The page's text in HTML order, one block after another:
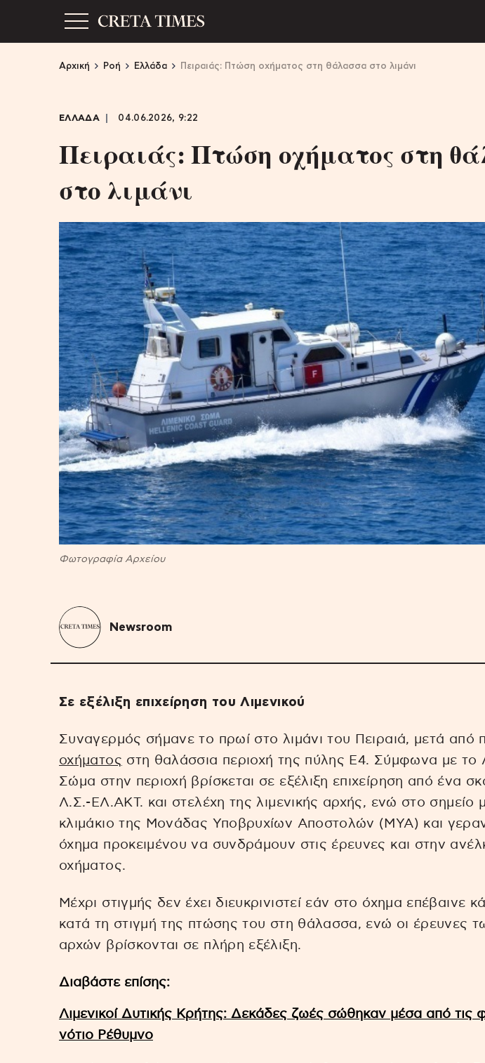
Αρχική Ροή Ελλάδα Πειραιάς: Πτώση οχήματος στη θάλασσα στο λιμάνι
ΕΛΛΑΔΑ 04.06.2026, 9:22
Πειραιάς: Πτώση οχήματος στη
στο λιμάνι
Φωτογραφία Αρχείου
Newsroom
Σε εξέλιξη επιχείρηση του Λιμενικού
Συναγερμός σήμανε το πρωί στο λιμάνι του Πειραιά, μετά από
οχήματος στη θαλάσσια περιοχή της πύλης Ε4. Σύμφωνα με το
Σώμα στην περιοχή βρίσκεται σε εξέλιξη επιχείρηση από ένα
Λ.Σ.-ΕΛ.ΑΚΤ. και στελέχη της λιμενικής αρχής, ενώ στο σημείο
κλιμάκιο της Μονάδας Υποβρυχίων Αποστολών (ΜΥΑ) και
όχημα προκειμένου να συνδράμουν στις έρευνες και στην
οχήματος.
Μέχρι στιγμής δεν έχει διευκρινιστεί εάν στο όχημα επέβαινε
κατά τη στιγμή της πτώσης του στη θάλασσα, ενώ οι έρευνες
αρχών βρίσκονται σε πλήρη εξέλιξη.
Διαβάστε επίσης:
Λιμενικοί Δυτικής Κρήτης: Δεκάδες ζωές σώθηκαν μέσα από τις
νότιο Ρέθυμνο